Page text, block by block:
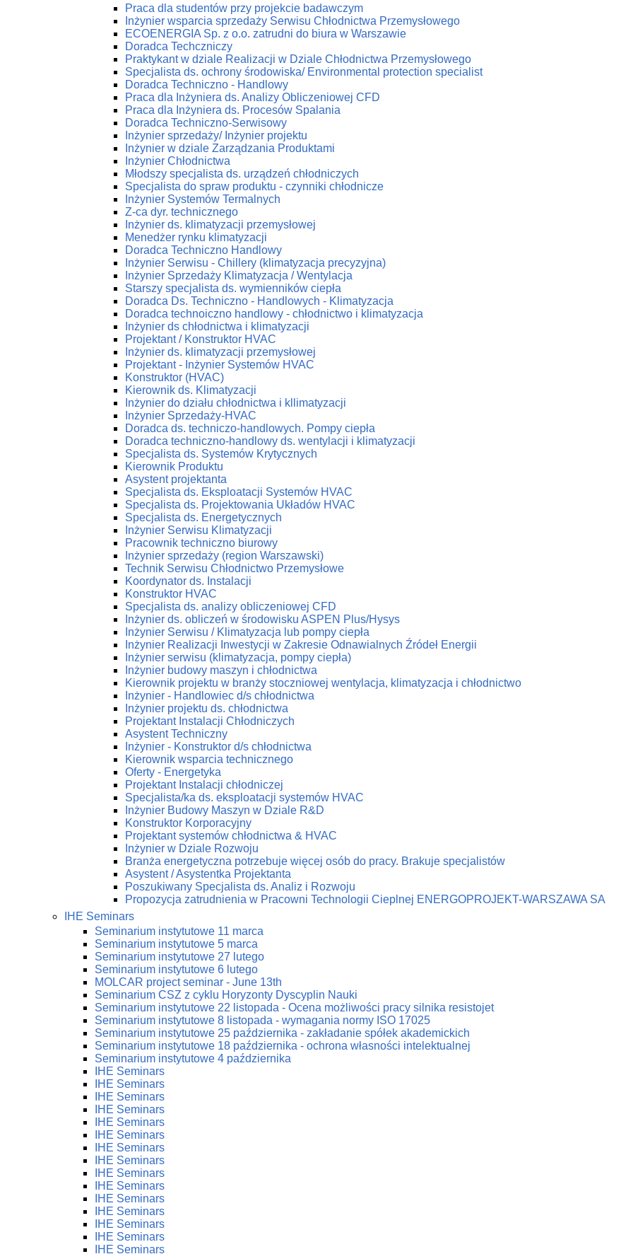
Praca dla studentów przy projekcie badawczym
Inżynier wsparcia sprzedaży Serwisu Chłodnictwa Przemysłowego
ECOENERGIA Sp. z o.o. zatrudni do biura w Warszawie
Doradca Techczniczy
Praktykant w dziale Realizacji w Dziale Chłodnictwa Przemysłowego
Specjalista ds. ochrony środowiska/ Environmental protection specialist
Doradca Techniczno - Handlowy
Praca dla Inżyniera ds. Analizy Obliczeniowej CFD
Praca dla Inżyniera ds. Procesów Spalania
Doradca Techniczno-Serwisowy
Inżynier sprzedaży/ Inżynier projektu
Inżynier w dziale Zarządzania Produktami
Inżynier Chłodnictwa
Młodszy specjalista ds. urządzeń chłodniczych
Specjalista do spraw produktu - czynniki chłodnicze
Inżynier Systemów Termalnych
Z-ca dyr. technicznego
Inżynier ds. klimatyzacji przemysłowej
Menedżer rynku klimatyzacji
Doradca Techniczno Handlowy
Inżynier Serwisu - Chillery (klimatyzacja precyzyjna)
Inżynier Sprzedaży Klimatyzacja / Wentylacja
Starszy specjalista ds. wymienników ciepła
Doradca Ds. Techniczno - Handlowych - Klimatyzacja
Doradca technoiczno handlowy - chłodnictwo i klimatyzacja
Inżynier ds chłodnictwa i klimatyzacji
Projektant / Konstruktor HVAC
Inżynier ds. klimatyzacji przemysłowej
Projektant - Inżynier Systemów HVAC
Konstruktor (HVAC)
Kierownik ds. Klimatyzacji
Inżynier do działu chłodnictwa i kllimatyzacji
Inżynier Sprzedaży-HVAC
Doradca ds. techniczo-handlowych. Pompy ciepła
Doradca techniczno-handlowy ds. wentylacji i klimatyzacji
Specjalista ds. Systemów Krytycznych
Kierownik Produktu
Asystent projektanta
Specjalista ds. Eksploatacji Systemów HVAC
Specjalista ds. Projektowania Układów HVAC
Specjalista ds. Energetycznych
Inżynier Serwisu Klimatyzacji
Pracownik techniczno biurowy
Inżynier sprzedaży (region Warszawski)
Technik Serwisu Chłodnictwo Przemysłowe
Koordynator ds. Instalacji
Konstruktor HVAC
Specjalista ds. analizy obliczeniowej CFD
Inżynier ds. obliczeń w środowisku ASPEN Plus/Hysys
Inżynier Serwisu / Klimatyzacja lub pompy ciepła
Inżynier Realizacji Inwestycji w Zakresie Odnawialnych Źródeł Energii
Inżynier serwisu (klimatyzacja, pompy ciepła)
Inżynier budowy maszyn i chłodnictwa
Kierownik projektu w branży stoczniowej wentylacja, klimatyzacja i chłodnictwo
Inżynier - Handlowiec d/s chłodnictwa
Inżynier projektu ds. chłodnictwa
Projektant Instalacji Chłodniczych
Asystent Techniczny
Inżynier - Konstruktor d/s chłodnictwa
Kierownik wsparcia technicznego
Oferty - Energetyka
Projektant Instalacji chłodniczej
Specjalista/ka ds. eksploatacji systemów HVAC
Inżynier Budowy Maszyn w Dziale R&D
Konstruktor Korporacyjny
Projektant systemów chłodnictwa & HVAC
Inżynier w Dziale Rozwoju
Branża energetyczna potrzebuje więcej osób do pracy. Brakuje specjalistów
Asystent / Asystentka Projektanta
Poszukiwany Specjalista ds. Analiz i Rozwoju
Propozycja zatrudnienia w Pracowni Technologii Cieplnej ENERGOPROJEKT-WARSZAWA SA
IHE Seminars
Seminarium instytutowe 11 marca
Seminarium instytutowe 5 marca
Seminarium instytutowe 27 lutego
Seminarium instytutowe 6 lutego
MOLCAR project seminar - June 13th
Seminarium CSZ z cyklu Horyzonty Dyscyplin Nauki
Seminarium instytutowe 22 listopada - Ocena możliwości pracy silnika resistojet
Seminarium instytutowe 8 listopada - wymagania normy ISO 17025
Seminarium instytutowe 25 października - zakładanie spółek akademickich
Seminarium instytutowe 18 października - ochrona własności intelektualnej
Seminarium instytutowe 4 października
IHE Seminars
IHE Seminars
IHE Seminars
IHE Seminars
IHE Seminars
IHE Seminars
IHE Seminars
IHE Seminars
IHE Seminars
IHE Seminars
IHE Seminars
IHE Seminars
IHE Seminars
IHE Seminars
IHE Seminars